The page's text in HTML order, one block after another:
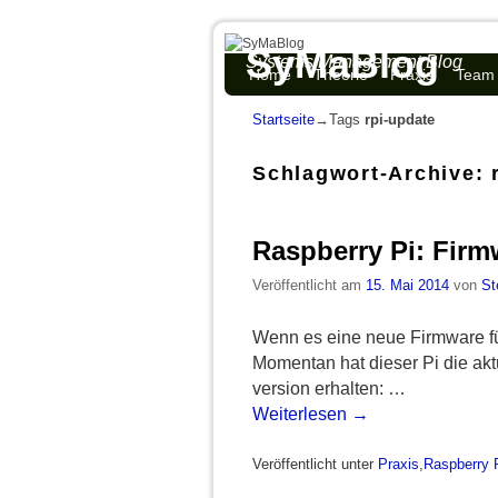
SyMaBlog
Systems Management Blog
Zum Inhalt wechseln
Zum sekundären Inhalt wechseln
Home Theorie Praxis Team
Startseite→Tags rpi-update
Schlagwort-Archive:
Raspberry Pi:
Veröffentlicht am 15. Mai 2014 von
Wenn es eine neue Firmware
Momentan hat dieser Pi die
version erhalten: …
Weiterlesen →
Veröffentlicht unter Praxis, Raspberry